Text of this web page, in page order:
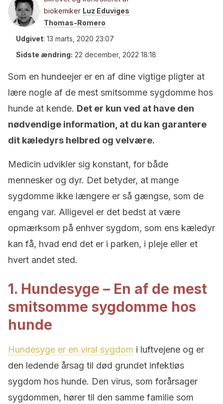
biokemiker Luz Eduviges
Thomas-Romero
Udgivet: 13 marts, 2020 23:07
Sidste ændring: 22 december, 2022 18:18
Som en hundeejer er en af dine vigtige pligter at
lære nogle af de mest smitsomme sygdomme hos
hunde at kende. Det er kun ved at have den
nødvendige information, at du kan garantere
dit kæledyrs helbred og velvære.
Medicin udvikler sig konstant, for både
mennesker og dyr. Det betyder, at mange
sygdomme ikke længere er så gængse, som de
engang var. Alligevel er det bedst at være
opmærksom på enhver sygdom, som ens kæledyr
kan få, hvad end det er i parken, i pleje eller et
hvert andet sted.
1. Hundesyge – En af de mest
smitsomme sygdomme hos
hunde
Hundesyge er en viral sygdom i luftvejene og er
den ledende årsag til død grundet infektiøs
sygdom hos hunde. Den virus, som forårsager
sygdommen, hører til den samme familie som